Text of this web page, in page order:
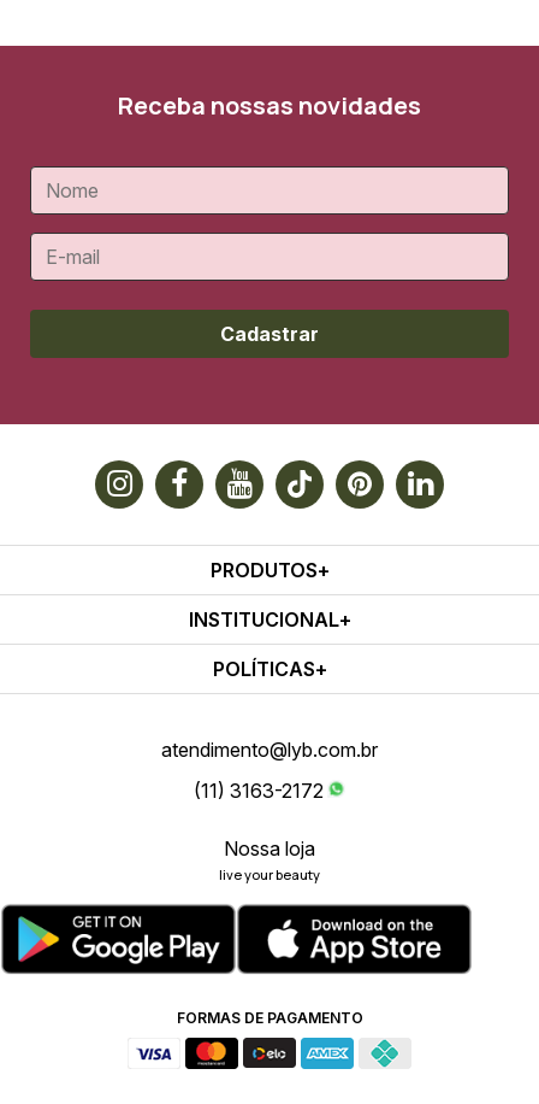
Receba nossas novidades
Cadastrar
PRODUTOS
INSTITUCIONAL
POLÍTICAS
atendimento@lyb.com.br
(11) 3163-2172
Nossa loja
live your beauty
FORMAS DE PAGAMENTO